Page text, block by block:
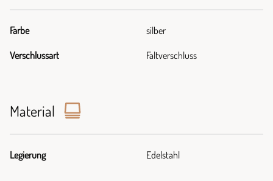
Farbe silber
Verschlussart Faltverschluss
Material
Legierung Edelstahl